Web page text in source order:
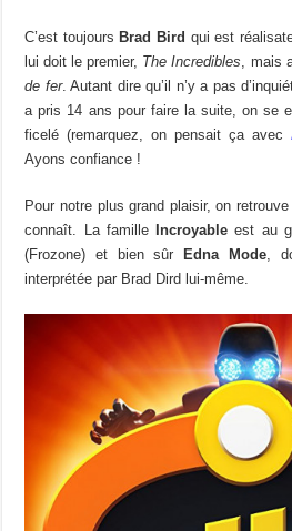
C’est toujours Brad Bird qui est
lui doit le premier, The Incredibles , mais
de fer. Autant dire qu’il n’y a pas
a pris 14 ans pour faire la suite, on se
ficelé (remarquez, on pensait ça avec
Ayons confiance !
Pour notre plus grand plaisir, on
connaît. La famille
Incroyable est au
(Frozone) et bien sûr
Edna Mode ,
interprétée par Brad Dird lui-même.